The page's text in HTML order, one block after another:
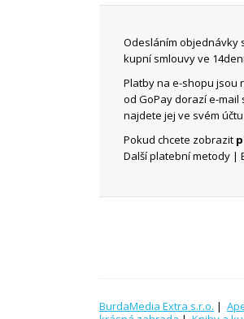
Odesláním objednávky
kupní smlouvy ve
Platby na e-shopu jsou
od GoPay dorazí e-
najdete jej ve svém
Pokud chcete zobrazit
Další platební metody |
BurdaMedia Extra s.r.o. |